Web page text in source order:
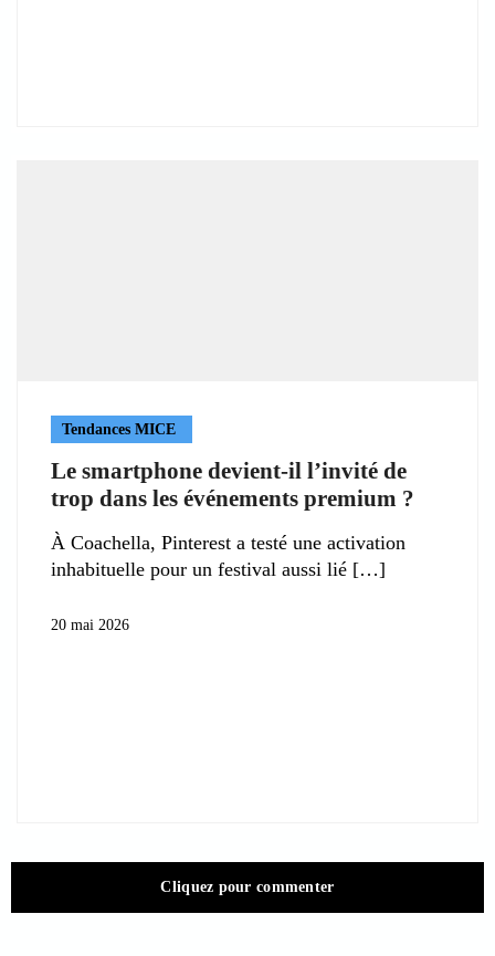
Tendances MICE
Le smartphone devient-il l’invité de
trop dans les événements premium ?
À Coachella, Pinterest a testé une activation
inhabituelle pour un festival aussi lié
20 mai 2026
Cliquez pour commenter